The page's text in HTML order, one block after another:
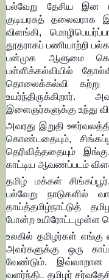
பல்வேறு தேசிய இன
குடியரசுத் தலைவராக
விளங்கி,
தூதராகப் பணியாற்றி
பன்முக ஆளுமை
பள்ளிக்கல்வியில்
தொலைக்கல்வி கற்று
இளைஞர்களுக்கு உந்து
அவரது இறுதி
கொண்டதையும்,
தெரிவித்ததையும்
காட்டிய ஆவணப்படம்
தமிழ் மக்கள்
பல்வேறு நாடுகளில்
தாய்த்தமிழ்நாட்டுத்
போன்ற உயிரோட்டமுள்ள
உலகில் தமிழர்கள்
அவர்களுக்கு ஒரு
வேண்டும். இவ்வாறான
வளர்ந்திட தமிழர்